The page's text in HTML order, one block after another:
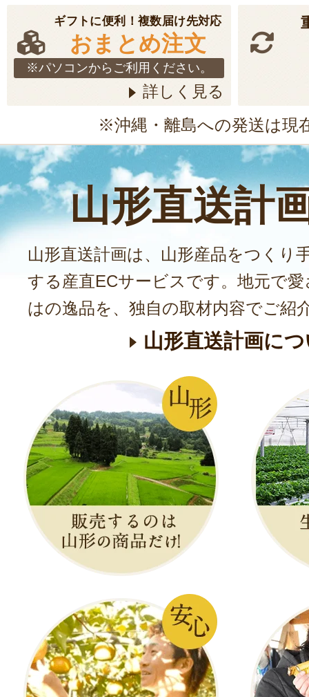
ギフトに便利！複数届け先対応
おまとめ注文
※パソコンからご利用ください。
詳しく見る
※沖縄・離島への発送は現
山形直送計
山形直送計画は、山形産品をつくり
する産直ECサービスです。地元で
はの逸品を、独自の取材内容でご紹
山形直送計画に